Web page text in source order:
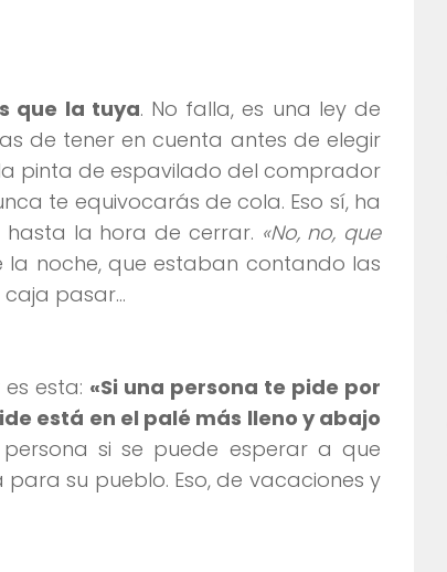
que la tuya. No falla, es una ley de
de tener en cuenta antes de elegir
pinta de espavilado del comprador
te equivocarás de cola. Eso sí, ha
la hora de cerrar. «No, no, que
la noche, que estaban contando las
caja pasar…
esta: «Si una persona te pide por
está en el palé más lleno y abajo
si se puede esperar a que
su pueblo. Eso, de vacaciones y